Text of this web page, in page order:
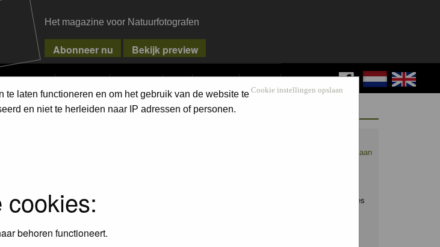
Het magazine voor Natuurfotografen
MAGAZINE WEBSHOP CONTACT FAQ SEARCH LOG IN
Cookie instellingen opslaan
laten functioneren en om het gebruik van de website te
en niet te herleiden naar IP adressen of personen.
behoren functioneert.
WELCOME GUEST
Maak nu een account aan
anderen en leer en praat mee over alles